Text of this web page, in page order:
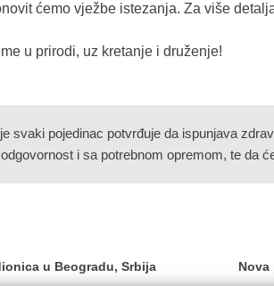
ćemo vježbe istezanja. Za više
u prirodi, uz kretanje i druženje!
svaki pojedinac potvrđuje da ispunjava
i sa potrebnom opremom, te da
u Beogradu, Srbija Nova